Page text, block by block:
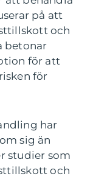
på att
och
betonar
för att
för
har
sig än
studier som
och